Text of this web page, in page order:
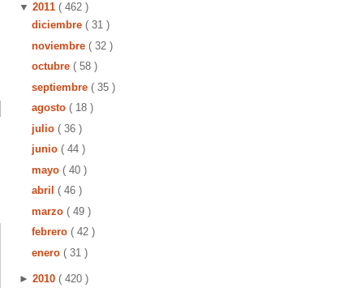
▼ 2011 ( 462 )
diciembre ( 31 )
noviembre ( 32 )
octubre ( 58 )
septiembre ( 35 )
agosto ( 18 )
julio ( 36 )
junio ( 44 )
mayo ( 40 )
abril ( 46 )
marzo ( 49 )
febrero ( 42 )
enero ( 31 )
► 2010 ( 420 )